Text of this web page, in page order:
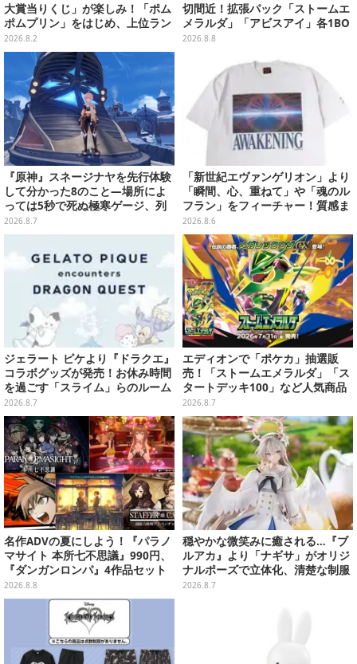
大賞当りくじ」が楽しみ！「ポム
ポムプリン」をはじめ、上位ラン
クインが登場するスペシャル企画
2026.8.2
切間近！拡張パック「ストームエ
メラルダ」「アビスアイ」各1BO
Xをラインナップ
2026.8.8
『原神』スネージナヤを先行体験
して分かった8のこと―場所によ
っては5秒で死ぬ極寒ゲージ、列
車は“ダイナミック途中下車”可能
など自由度高め
2026.8.7
「新世紀エヴァンゲリオン」より
「瞬間、心、重ねて」や「魂のル
フラン」をフィーチャー！質感ま
でこだわった高級Tシャツが8月7
日発売
2026.8.6
ジェラート ピケより『ドラクエ』
コラボグッズが発売！お休み時間
を過ごす「スライム」らのルーム
ウェア、雑貨など多数ラインナッ
プ
2026.8.7
エディオンで「ポケカ」抽選販
売！「ストームエメラルダ」「ス
タートデッキ100」など人気商品
が対象
2026.8.7
名作ADVの夏にしよう！『パラノ
マサイト 本所七不思議』990円、
『ダンガンロンパ』4作品セット
で3,060円、“お紳士”な恋愛ADV
は1,192円！【eショップのお薦め
2026.8.8
穏やかな微笑みに癒される…『ブ
ルアカ』より「ナギサ」がオリジ
ナルポーズで立体化、清楚な制服
は白の彩色にこだわり
2026.8.7